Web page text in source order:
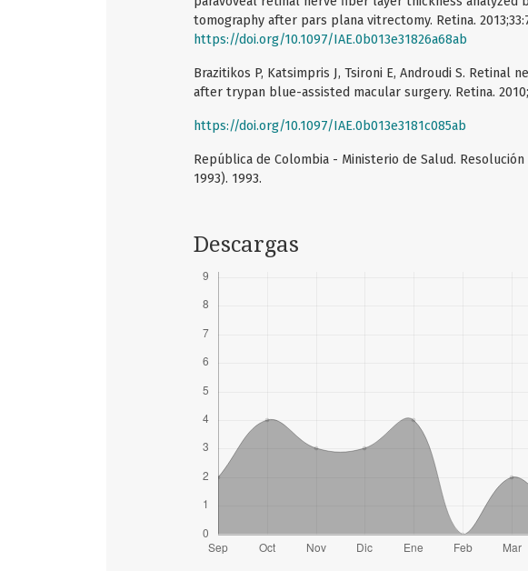
tomography after pars plana vitrectomy. Retina.
https://doi.org/10.1097/IAE.0b013e31826a68ab
Brazitikos P, Katsimpris J, Tsironi E, Androudi S. Retinal
after trypan blue-assisted macular surgery. Retina.
https://doi.org/10.1097/IAE.0b013e3181c085ab
República de Colombia - Ministerio de Salud.
1993). 1993.
Descargas